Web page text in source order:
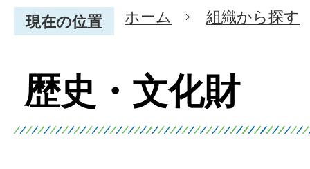
現在の位置 ホーム 組織から探す
歴史・文化財